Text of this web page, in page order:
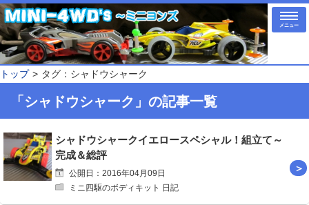
メニュー
トップ タグ：シャドウシャーク
「シャドウシャーク」の記事一覧
シャドウシャークイエロースペシャル！組立て～
完成＆総評
公開日：2016年04月09日
ミニ四駆のボディキット 日記